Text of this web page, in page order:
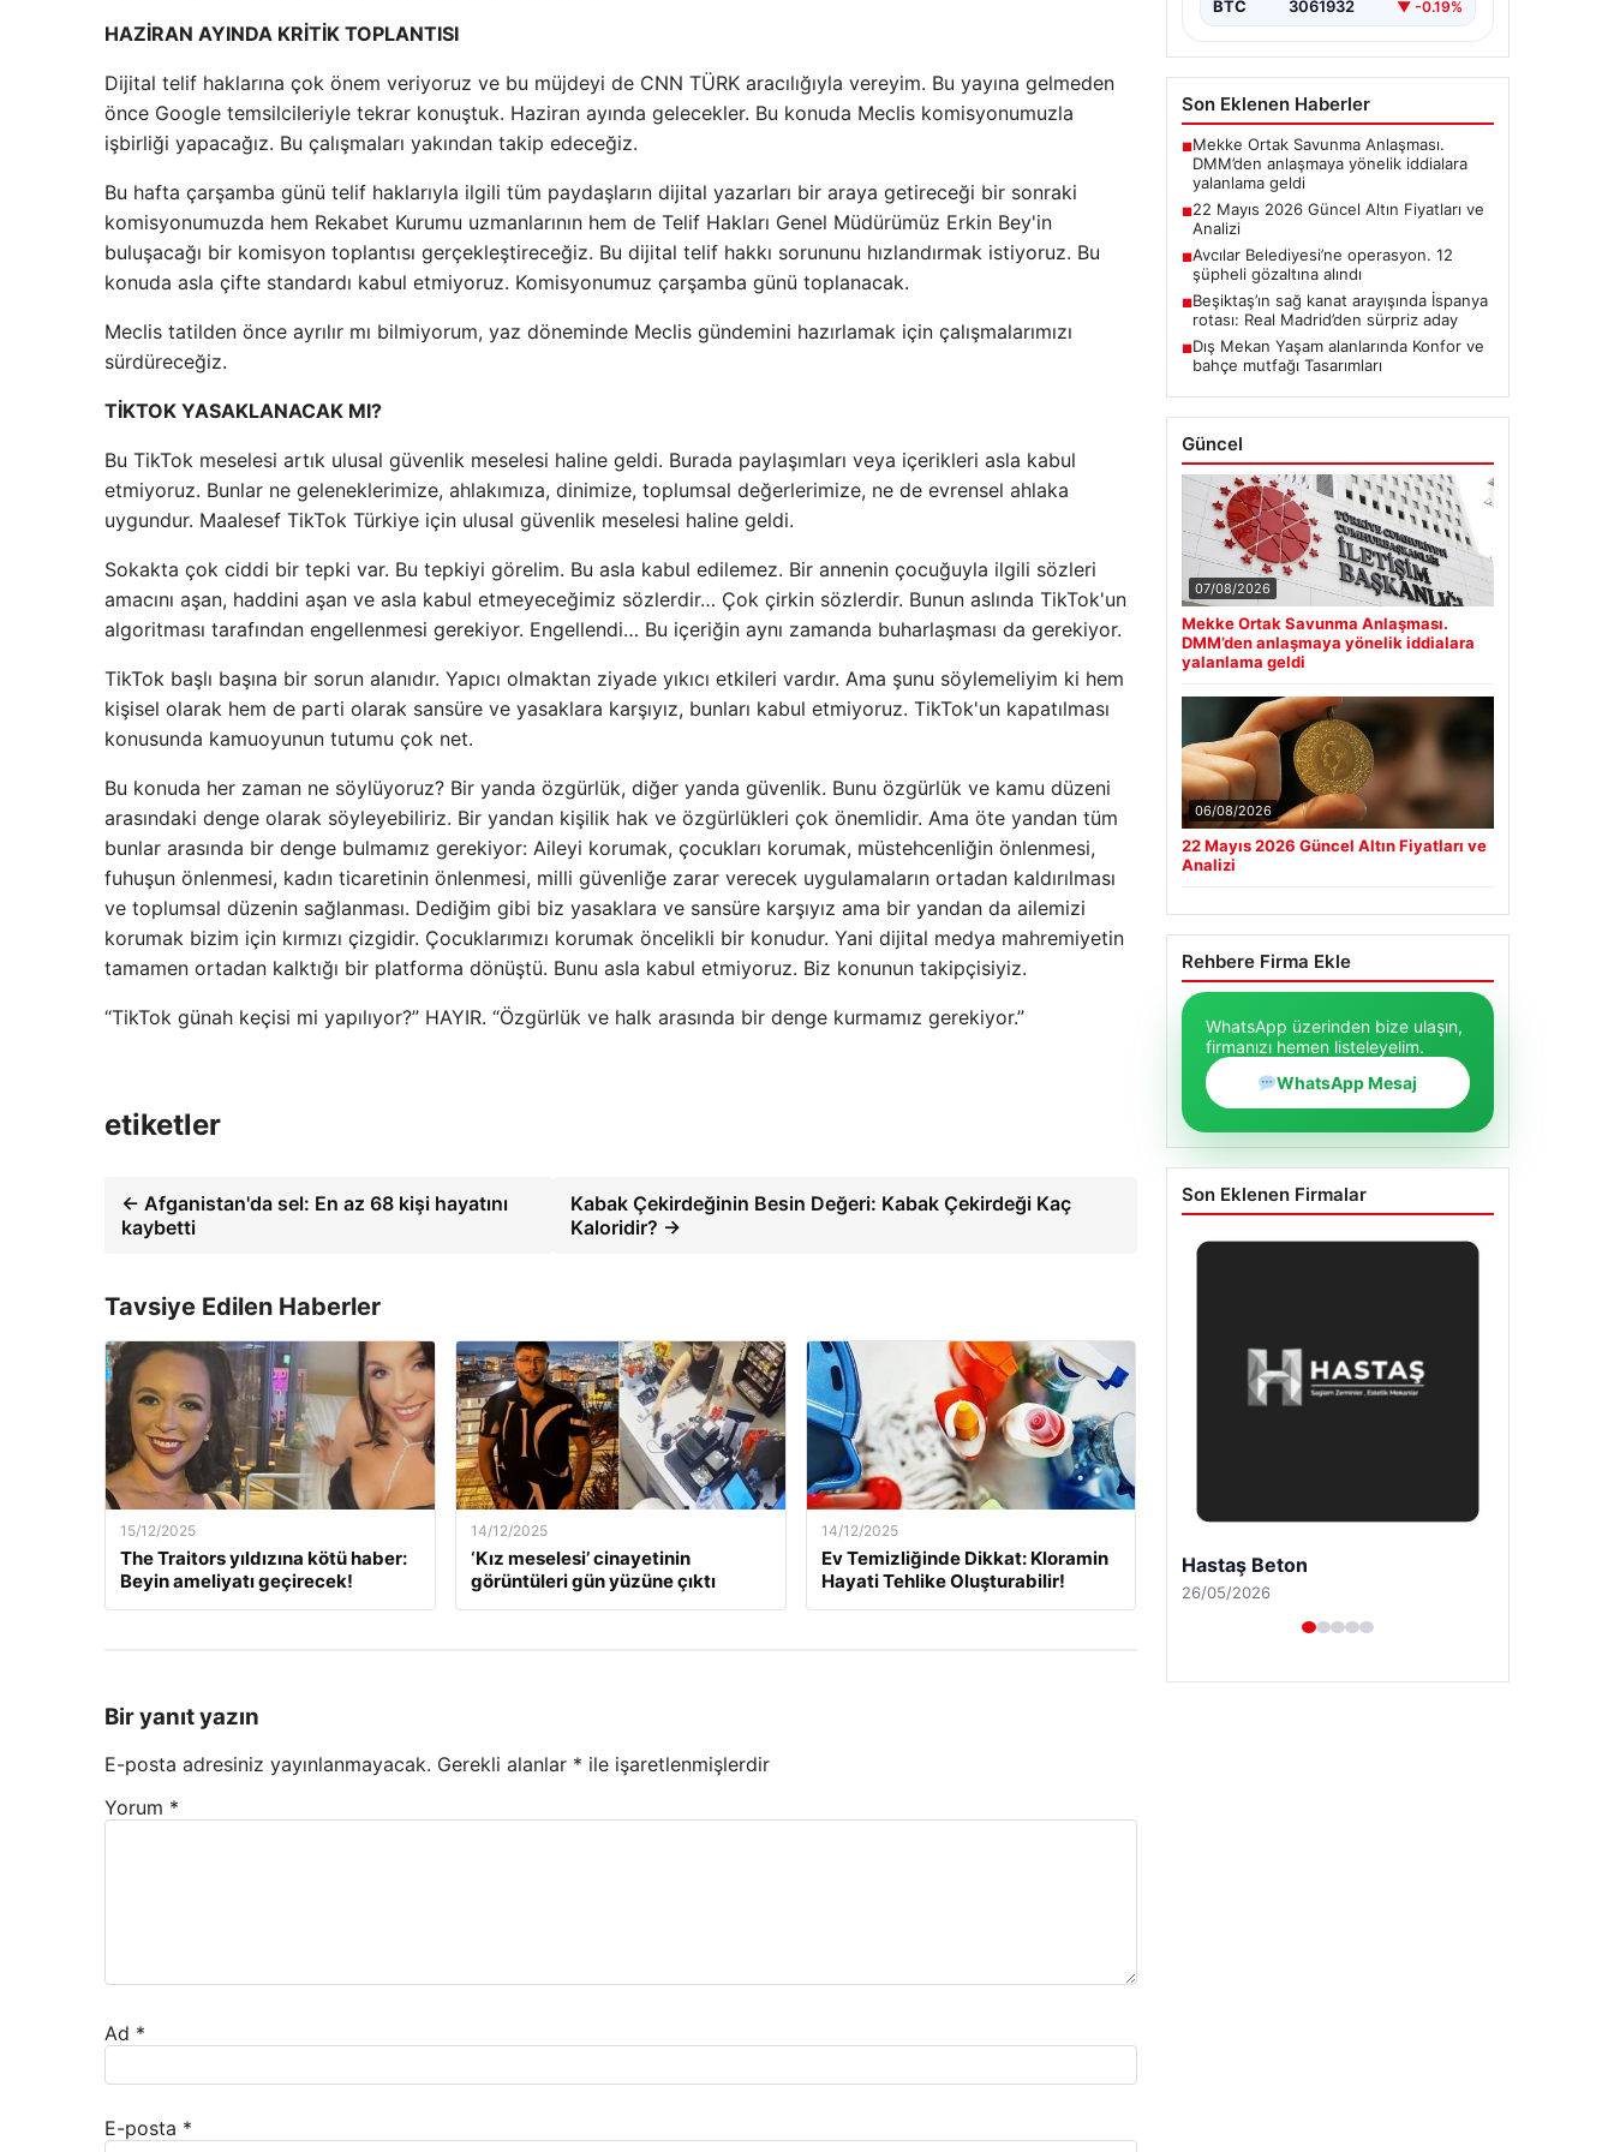
HAZİRAN AYINDA KRİTİK TOPLANTISI
Dijital telif haklarına çok önem veriyoruz ve bu müjdeyi de CNN TÜRK aracılığıyla vereyim. Bu yayına gelmeden
önce Google temsilcileriyle tekrar konuştuk. Haziran ayında gelecekler. Bu konuda Meclis komisyonumuzla
işbirliği yapacağız. Bu çalışmaları yakından takip edeceğiz.
Bu hafta çarşamba günü telif haklarıyla ilgili tüm paydaşların dijital yazarları bir araya getireceği bir sonraki
komisyonumuzda hem Rekabet Kurumu uzmanlarının hem de Telif Hakları Genel Müdürümüz Erkin Bey'in
buluşacağı bir komisyon toplantısı gerçekleştireceğiz. Bu dijital telif hakkı sorununu hızlandırmak istiyoruz. Bu
konuda asla çifte standardı kabul etmiyoruz. Komisyonumuz çarşamba günü toplanacak.
Meclis tatilden önce ayrılır mı bilmiyorum, yaz döneminde Meclis gündemini hazırlamak için çalışmalarımızı
sürdüreceğiz.
TİKTOK YASAKLANACAK MI?
Bu TikTok meselesi artık ulusal güvenlik meselesi haline geldi. Burada paylaşımları veya içerikleri asla kabul
etmiyoruz. Bunlar ne geleneklerimize, ahlakımıza, dinimize, toplumsal değerlerimize, ne de evrensel ahlaka
uygundur. Maalesef TikTok Türkiye için ulusal güvenlik meselesi haline geldi.
Sokakta çok ciddi bir tepki var. Bu tepkiyi görelim. Bu asla kabul edilemez. Bir annenin çocuğuyla ilgili sözleri
amacını aşan, haddini aşan ve asla kabul etmeyeceğimiz sözlerdir… Çok çirkin sözlerdir. Bunun aslında TikTok'un
algoritması tarafından engellenmesi gerekiyor. Engellendi… Bu içeriğin aynı zamanda buharlaşması da gerekiyor.
TikTok başlı başına bir sorun alanıdır. Yapıcı olmaktan ziyade yıkıcı etkileri vardır. Ama şunu söylemeliyim ki hem
kişisel olarak hem de parti olarak sansüre ve yasaklara karşıyız, bunları kabul etmiyoruz. TikTok'un kapatılması
konusunda kamuoyunun tutumu çok net.
Bu konuda her zaman ne söylüyoruz? Bir yanda özgürlük, diğer yanda güvenlik. Bunu özgürlük ve kamu düzeni
arasındaki denge olarak söyleyebiliriz. Bir yandan kişilik hak ve özgürlükleri çok önemlidir. Ama öte yandan tüm
bunlar arasında bir denge bulmamız gerekiyor: Aileyi korumak, çocukları korumak, müstehcenliğin önlenmesi,
fuhuşun önlenmesi, kadın ticaretinin önlenmesi, milli güvenliğe zarar verecek uygulamaların ortadan kaldırılması
ve toplumsal düzenin sağlanması. Dediğim gibi biz yasaklara ve sansüre karşıyız ama bir yandan da ailemizi
korumak bizim için kırmızı çizgidir. Çocuklarımızı korumak öncelikli bir konudur. Yani dijital medya mahremiyetin
tamamen ortadan kalktığı bir platforma dönüştü. Bunu asla kabul etmiyoruz. Biz konunun takipçisiyiz.
“TikTok günah keçisi mi yapılıyor?” HAYIR. “Özgürlük ve halk arasında bir denge kurmamız gerekiyor.”
etiketler
← Afganistan'da sel: En az 68 kişi hayatını
kaybetti
Kabak Çekirdeğinin Besin Değeri: Kabak Çekirdeği Kaç
Kaloridir? →
Tavsiye Edilen Haberler
15/12/2025
The Traitors yıldızına kötü haber:
Beyin ameliyatı geçirecek!
14/12/2025
‘Kız meselesi’ cinayetinin
görüntüleri gün yüzüne çıktı
14/12/2025
Ev Temizliğinde Dikkat: Kloramin
Hayati Tehlike Oluşturabilir!
Bir yanıt yazın
E-posta adresiniz yayınlanmayacak. Gerekli alanlar * ile işaretlenmişlerdir
Yorum *
Ad *
E-posta *
BTC 3061932 ▼ -0.19%
Son Eklenen Haberler
■Mekke Ortak Savunma Anlaşması.
DMM’den anlaşmaya yönelik iddialara
yalanlama geldi
■22 Mayıs 2026 Güncel Altın Fiyatları ve
Analizi
■Avcılar Belediyesi’ne operasyon. 12
şüpheli gözaltına alındı
■Beşiktaş’ın sağ kanat arayışında İspanya
rotası: Real Madrid’den sürpriz aday
■Dış Mekan Yaşam alanlarında Konfor ve
bahçe mutfağı Tasarımları
Güncel
07/08/2026
Mekke Ortak Savunma Anlaşması.
DMM’den anlaşmaya yönelik iddialara
yalanlama geldi
06/08/2026
22 Mayıs 2026 Güncel Altın Fiyatları ve
Analizi
Rehbere Firma Ekle
WhatsApp üzerinden bize ulaşın,
firmanızı hemen listeleyelim.
WhatsApp Mesaj
Son Eklenen Firmalar
Enes Kaplan Avukatlık Bürosu
28/04/2026